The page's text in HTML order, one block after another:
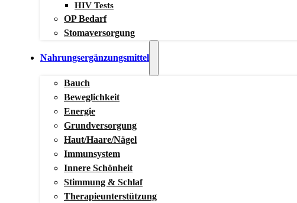
HIV Tests
OP Bedarf
Stomaversorgung
Nahrungsergänzungsmittel
Bauch
Beweglichkeit
Energie
Grundversorgung
Haut/Haare/Nägel
Immunsystem
Innere Schönheit
Stimmung & Schlaf
Therapieunterstützung